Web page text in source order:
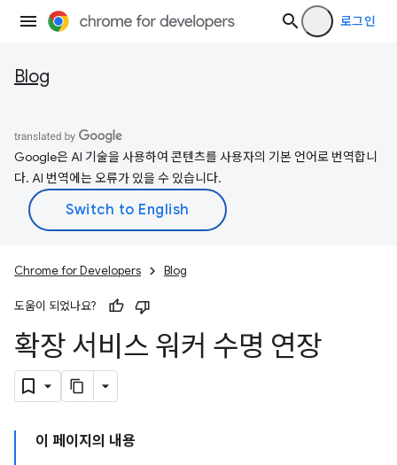
로그인
Blog
Google은 AI 기술을 사용하여 콘텐츠를 사용자의 기본 언어로 번역합니
다. AI 번역에는 오류가 있을 수 있습니다.
Chrome for Developers Blog
도움이 되었나요?
확장 서비스 워커 수명 연장
이 페이지의 내용